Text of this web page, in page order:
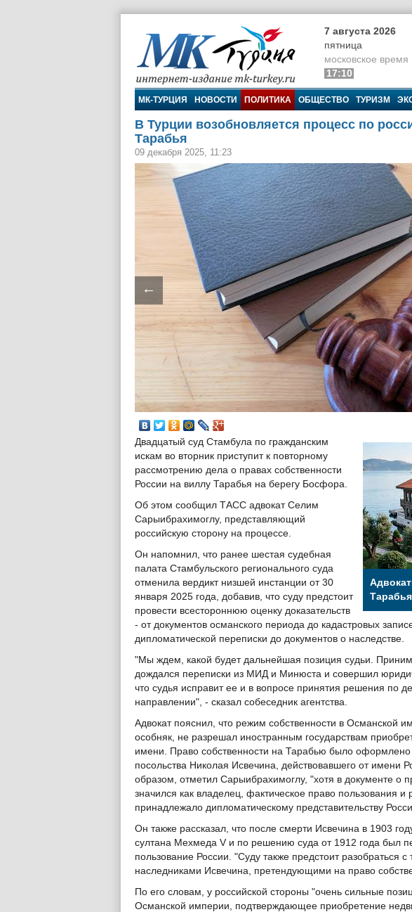
МК-Турция
7 августа 2026
пятница
московское время
17:10
МК-ТУРЦИЯ НОВОСТИ ПОЛИТИКА ОБЩЕСТВО ТУРИЗМ
В Турции возобновляется процесс по
Тарабья
09 декабря 2025, 11:23
←
Двадцатый суд Стамбула по гражданским
искам во вторник приступит к повторному
рассмотрению дела о правах собственности
России на виллу Тарабья на берегу Босфора.
Об этом сообщил ТАСС адвокат Селим
Сарыибрахимоглу, представляющий
российскую сторону на процессе.
Он напомнил, что ранее шестая судебная
палата Стамбульского регионального суда
отменила вердикт низшей инстанции от 30
января 2025 года, добавив, что суду предстоит
провести всестороннюю оценку доказательств
- от документов османского периода до кадастровых
дипломатической переписки до документов о наследстве.
"Мы ждем, какой будет дальнейшая позиция судьи.
дождался переписки из МИД и Минюста и совершил
что судья исправит ее и в вопросе принятия решения по
направлении", - сказал собеседник агентства.
Адвокат пояснил, что режим собственности в Османской
особняк, не разрешал иностранным государствам
имени. Право собственности на Тарабью было оформлено
посольства Николая Исвечина, действовавшего от имени
образом, отметил Сарыибрахимоглу, "хотя в документе о
значился как владелец, фактическое право пользования
принадлежало дипломатическому представительству
Он также рассказал, что после смерти Исвечина в 1903
султана Мехмеда V и по решению суда от 1912 года был
пользование России. "Суду также предстоит разобраться
наследниками Исвечина, претендующими на право
По его словам, у российской стороны "очень сильные
Османской империи, подтверждающее приобретение